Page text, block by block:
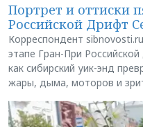
Портрет и оттиски
Российской Дрифт
Корреспондент
этапе Гран-При
как сибирский уик-энд
жары, дыма, моторов и